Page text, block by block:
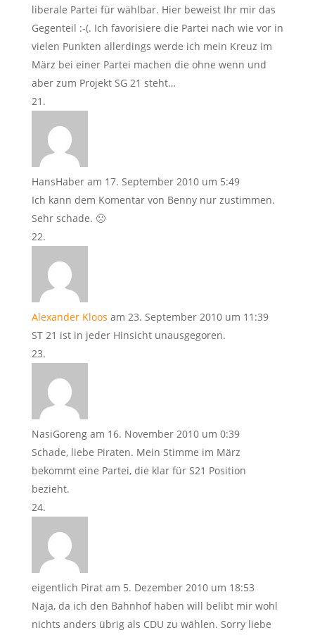
liberale Partei für wählbar. Hier beweist Ihr mir das
Gegenteil :-(. Ich favorisiere die Partei nach wie vor in
vielen Punkten allerdings werde ich mein Kreuz im
März bei einer Partei machen die ohne wenn und
aber zum Projekt SG 21 steht…
HansHaber am 17. September 2010 um 5:49
Ich kann dem Komentar von Benny nur zustimmen.
Sehr schade. 🙁
Alexander Kloos am 23. September 2010 um 11:39
ST 21 ist in jeder Hinsicht unausgegoren.
NasiGoreng am 16. November 2010 um 0:39
Schade, liebe Piraten. Mein Stimme im März
bekommt eine Partei, die klar für S21 Position
bezieht.
eigentlich Pirat am 5. Dezember 2010 um 18:53
Naja, da ich den Bahnhof haben will belibt mir wohl
nichts anders übrig als CDU zu wählen. Sorry liebe